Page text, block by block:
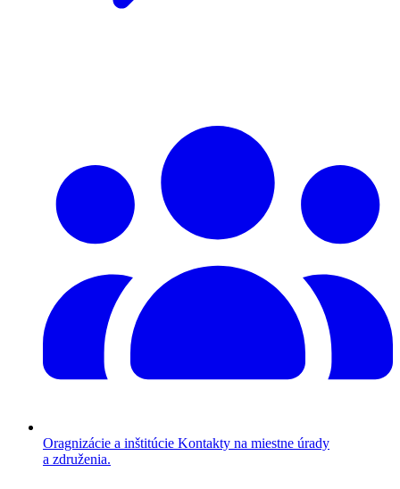
Oragnizácie a inštitúcie Kontakty na miestne úrady
a združenia.